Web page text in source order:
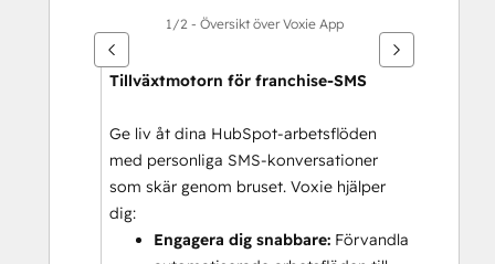
1/2 - Översikt över Voxie App
Tillväxtmotorn för franchise-SMS
Ge liv åt dina HubSpot-arbetsflöden
med personliga SMS-konversationer
som skär genom bruset. Voxie hjälper
dig:
Engagera dig snabbare: Förvandla